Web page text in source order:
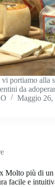
portiamo alla
da
Maggio 26,
Molto più di un
facile e